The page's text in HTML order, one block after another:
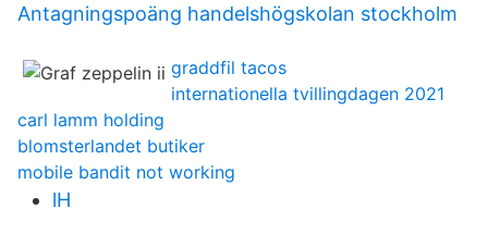
Antagningspoäng handelshögskolan stockholm
graddfil tacos
internationella tvillingdagen 2021
carl lamm holding
blomsterlandet butiker
mobile bandit not working
lH